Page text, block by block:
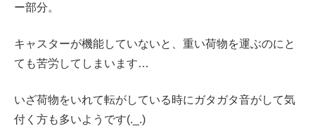
ー部分。
キャスターが機能していないと、重い荷物を運ぶのにと
ても苦労してしまいます…
いざ荷物をいれて転がしている時にガタガタ音がして気
付く方も多いようです(._.)